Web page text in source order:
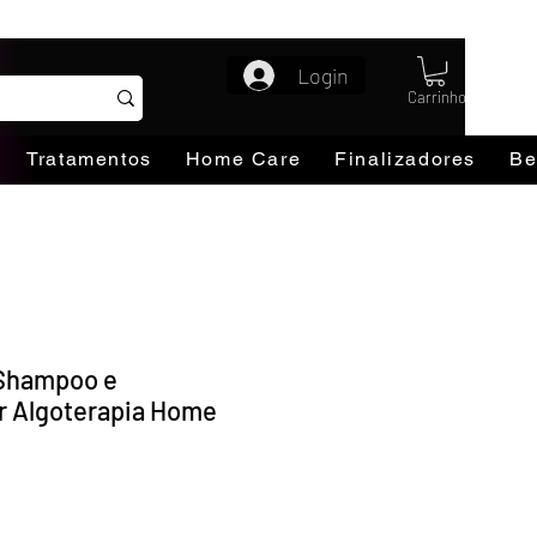
Login
Carrinho
Tratamentos Home Care Finalizadores
e
Algoterapia Home